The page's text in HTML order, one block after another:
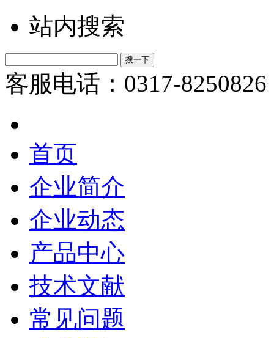
站内搜索
客服电话：0317-8250826
首页
企业简介
企业动态
产品中心
技术文献
常见问题